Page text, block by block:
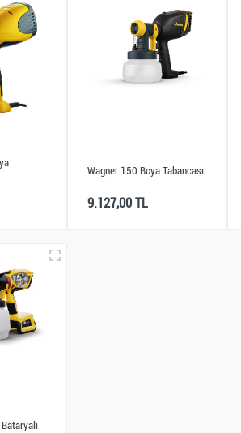
Wagner 150 Boya Tabancası
9.127,00 TL